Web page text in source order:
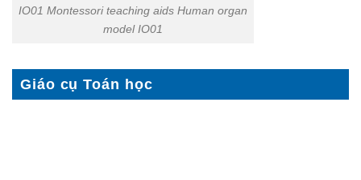
IO01 Montessori teaching aids Human organ
model IO01
Giáo cụ Toán học